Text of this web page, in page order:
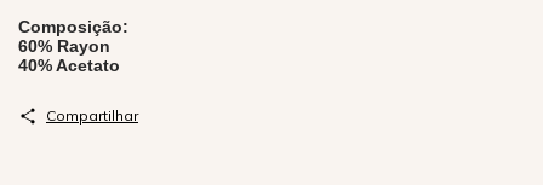
Composição:
60% Rayon
40% Acetato
Compartilhar